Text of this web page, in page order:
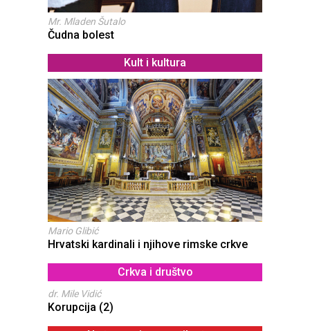
Mr. Mladen Šutalo
Čudna bolest
Kult i kultura
Mario Glibić
Hrvatski kardinali i njihove rimske crkve
Crkva i društvo
dr. Mile Vidić
Korupcija (2)